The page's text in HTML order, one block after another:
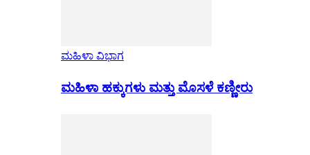
ಮಹಿಳಾ ವಿಭಾಗ
ಮಹಿಳಾ ಹಕ್ಕುಗಳು ಮತ್ತು ಮೊಸಳೆ ಕಣ್ಣೀರು